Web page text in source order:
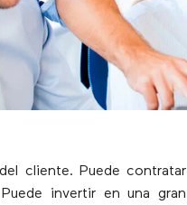
cliente. Puede contratar
invertir en una gran